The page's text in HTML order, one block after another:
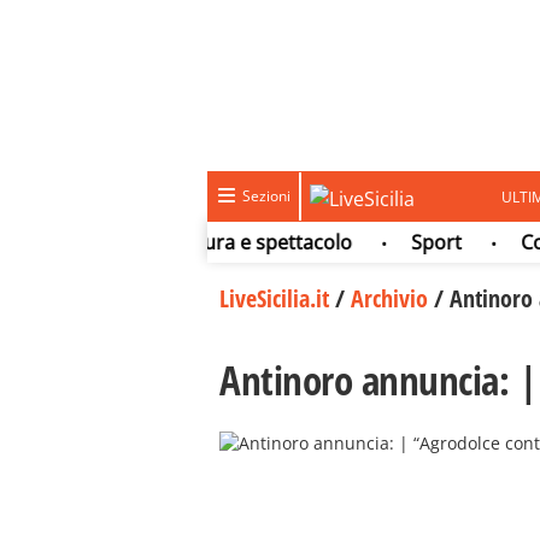
Sezioni
Cultura e spettacolo • Sport •
LiveSicilia.it/Archivio/Antinoro
Antinoro annuncia: